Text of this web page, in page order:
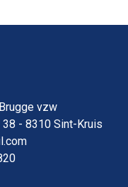
vzw
- 8310 Sint-Kruis